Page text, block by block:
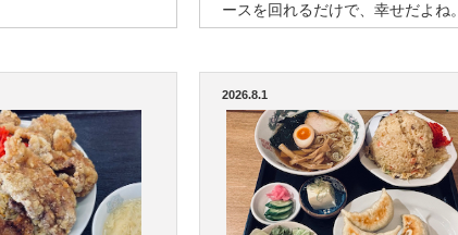
ースを回れるだけで、幸せだよね。
2026.8.1